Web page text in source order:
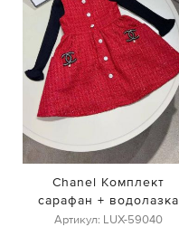
Chanel Комплект
сарафан + водолазка
Артикул: LUX-59040